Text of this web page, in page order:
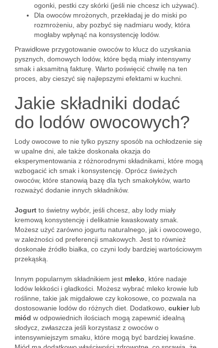
ogonki, pestki czy skórki (jeśli nie chcesz ich używać).
Dla owoców mrożonych, przekładaj je do miski po
rozmrożeniu, aby pozbyć się nadmiaru wody, która
mogłaby wpłynąć na konsystencję lodów.
Prawidłowe przygotowanie owoców to klucz do uzyskania
pysznych, domowych lodów, które będą miały intensywny
smak i aksamitną fakturę. Warto poświęcić chwilę na ten
proces, aby cieszyć się najlepszymi efektami w kuchni.
Jakie składniki dodać
do lodów owocowych?
Lody owocowe to nie tylko pyszny sposób na ochłodzenie się
w upalne dni, ale także doskonała okazja do
eksperymentowania z różnorodnymi składnikami, które mogą
wzbogacić ich smak i konsystencję. Oprócz świeżych
owoców, które stanowią bazę dla tych smakołyków, warto
rozważyć dodanie innych składników.
Jogurt to świetny wybór, jeśli chcesz, aby lody miały
kremową konsystencję i delikatnie kwaskowaty smak.
Możesz użyć zarówno jogurtu naturalnego, jak i owocowego,
w zależności od preferencji smakowych. Jest to również
doskonałe źródło białka, co czyni lody bardziej wartościowym
przekąską.
Innym popularnym składnikiem jest mleko , które nadaje
lodów lekkości i gładkości. Możesz wybrać mleko krowie lub
roślinne, takie jak migdałowe czy kokosowe, co pozwala na
dostosowanie lodów do różnych diet. Dodatkowo, cukierlub
miód w odpowiednich ilościach mogą zapewnić idealną
słodycz, zwłaszcza jeśli korzystasz z owoców o
intensywniejszym smaku, które mogą być bardziej kwaśne.